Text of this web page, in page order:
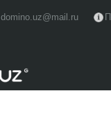
domino.uz@mail.ru